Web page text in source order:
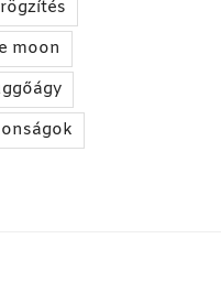
rögzítés
moon